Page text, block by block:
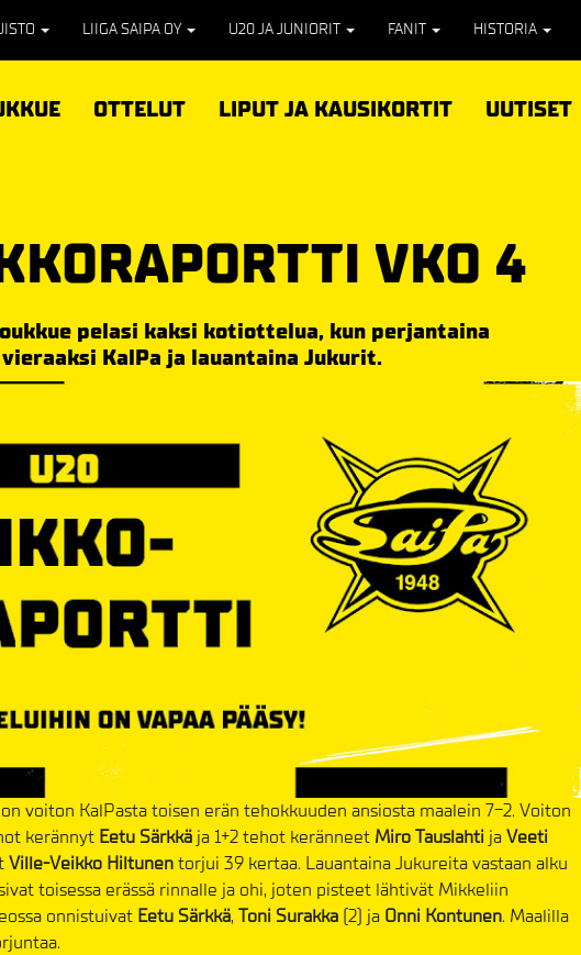
LIIGA SAIPA OY U20 JA JUNIORIT FANIT HISTORIA
OTTELUT LIPUT JA KAUSIKORTIT UUTISET
VKO 4
pelasi kaksi kotiottelua, kun perjantaina
KalPa ja lauantaina Jukurit.
voiton KalPasta toisen erän tehokkuuden ansiosta maalein 7-2. Voiton
kerännyt Eetu Särkkä ja 1+2 tehot keränneet Miro Tauslahti jaVeeti
Ville-Veikko Hiltunentorjui 39 kertaa. Lauantaina Jukureita vastaan alku
toisessa erässä rinnalle ja ohi, joten pisteet lähtivät Mikkeliin
onnistuivat Eetu Särkkä, Toni Surakka (2) ja Onni Kontunen. Maalilla